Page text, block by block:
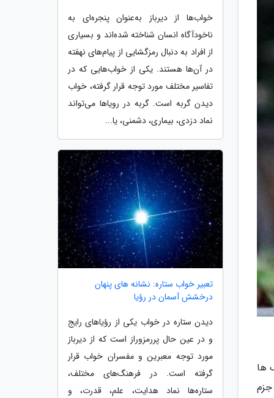
ها
خواب‌ها از دیرباز به‌عنوان پنجره‌ای به
ناخودآگاه انسان شناخته شده‌اند و بسیاری
از افراد به دنبال رمزگشایی از پیام‌های نهفته
در آن‌ها هستند. یکی از خواب‌هایی که در
تفاسیر مختلف مورد توجه قرار گرفته، خواب
دیدن گربه است. گربه در رویاها می‌تواند
نماد دزدی، بیماری، دشمنی، یا...
تعبیر خواب ستاره: نشانه های پنهان
درخشش آسمان در رؤیا
دیدن ستاره در خواب یکی از رؤیاهای رایج
و در عین حال پررمزوراز است که از دیرباز
مورد توجه معبرین و مفسران خواب قرار
گرفته است. در فرهنگ‌های مختلف،
ستاره‌ها نماد هدایت، علم، قدرت، و